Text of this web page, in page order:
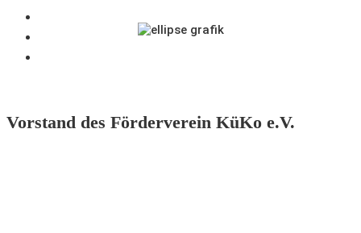
Vorstand des Förderverein KüKo e.V.